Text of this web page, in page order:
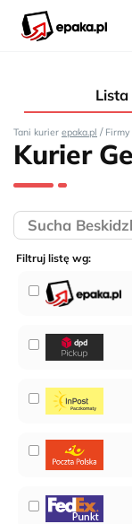
Lista
Tani kurier epaka.pl /
Kurier
Filtruj listę wg: